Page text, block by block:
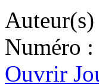
Auteur(s)
Numéro
Ouvrir